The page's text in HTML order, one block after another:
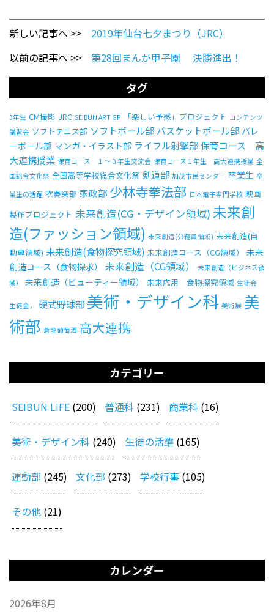
新しい記事へ >> 2019年仙台七夕まつり（JRC）
以前の記事へ >> 第28回まんが甲子園 決勝進出！
タグ
3年生 CM撮影 JRC SEIBUN ART GP 「楽しい予感」プロジェクト コンテンツ
講習会 ソフトテニス部 ソフトボール部 バスケットボール部 バレ
ーボール部 マンガ・イラスト部 ライフル射撃部保育コース 高
大連携授業 保育コース １～３年生交流会 保育コース１年生 高大連携授業 全
国総合文化祭 全国高等学校総合文化祭 剣道部 加茂市民センター 卒業生 卒
業生の活躍 吹奏楽部 家政部 少林寺拳法部 日本電子専門学校 映画
製作プロジェクト 未来創造(CG・デザイン領域) 未来創
造(ファッション領域) 未来創造(公務員領域) 未来創造(自
動車領域) 未来創造(食物探究領域) 未来創造コース（CG領域）
未来
創造コース（食物探求）
未来創造（CG領域）
未来創造（ビジネス領
域）
未来創造（ビューティー領域） 未来応用 食物探究領域 生徒会
生徒会， 硬式野球部 美術・デザイン科 美術展 美
術部 蒼龍葡萄酒 高大連携
カテゴリー
SEIBUN LIFE (200) 普通科 (231) 商業科 (16)
美術・デザイン科 (240) 生徒の活躍 (165)
運動部 (245) 文化部 (273) 学校行事 (105)
その他 (21)
カレンダー
2026年8月